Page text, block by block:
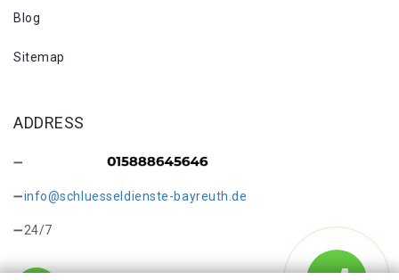
Blog
Sitemap
ADDRESS
info@schluesseldienste-bayreuth.de
24/7